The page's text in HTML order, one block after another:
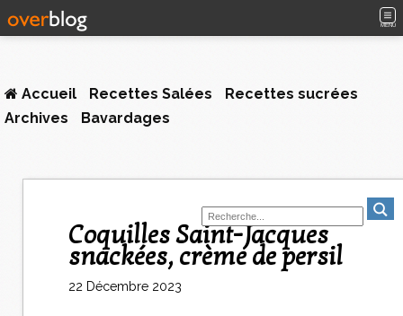
MENU
Accueil Recettes Salées
Recettes sucrées
Archives
Bavardages
Coquilles Saint-Jacques
snackées, crème de persil
22 Décembre 2023